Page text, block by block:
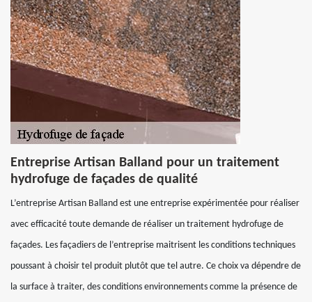
Entreprise Artisan Balland pour un traitement
hydrofuge de façades de qualité
L’entreprise Artisan Balland est une entreprise expérimentée pour réaliser
avec efficacité toute demande de réaliser un traitement hydrofuge de
façades. Les façadiers de l’entreprise maitrisent les conditions techniques
poussant à choisir tel produit plutôt que tel autre. Ce choix va dépendre de
la surface à traiter, des conditions environnements comme la présence de